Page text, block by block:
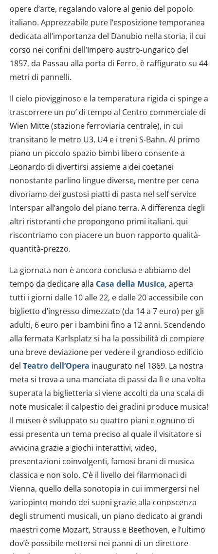
opere d’arte, regalando valore al genio del popolo
italiano. Apprezzabile pure l’esposizione temporanea
dedicata all’importanza del Danubio nella storia, il cui
corso nei confini dell’Impero austro-ungarico del
1857, da Passau alla porta di Ferro, è raffigurato su 44
metri di pannelli.
Il cielo piovigginoso e la temperatura rigida ci spinge a
trascorrere un po’ di tempo al Centro commerciale di
Wien Mitte (stazione ferroviaria centrale), in cui
transitano le metro U3, U4 e i treni S-Bahn. Al primo
piano un piccolo spazio bimbi libero consente a
Leonardo di divertirsi assieme a dei coetanei
nonostante parlino lingue diverse, mentre per cena
divoriamo dei gustosi piatti di pasta nel self service
Interspar all’angolo del piano terra. A differenza degli
altri ristoranti che propongono primi italiani, qui
riscontriamo con piacere un buon rapporto qualità-
quantità-prezzo.
La giornata non è ancora conclusa e abbiamo del
tempo da dedicare alla Casa della Musica, aperta
tutti i giorni dalle 10 alle 22, e dalle 20 accessibile con
biglietto d’ingresso dimezzato (da 14 a 7 euro) per gli
adulti, 6 euro per i bambini fino a 12 anni. Scendendo
alla fermata Karlsplatz si ha la possibilità di compiere
una breve deviazione per vedere il grandioso edificio
del Teatro dell’Opera inaugurato nel 1869. La nostra
meta si trova a una manciata di passi da lì e una volta
superata la biglietteria si viene accolti da una scala di
note musicale: il calpestio dei gradini produce musica!
Il museo è sviluppato su quattro piani e ognuno di
essi presenta un tema preciso al quale il visitatore si
avvicina grazie a giochi interattivi, video,
presentazioni coinvolgenti, famosi brani di musica
classica e non solo. C’è il livello dei filarmonaci di
Vienna, quello della sonotopia in cui immergersi nel
variopinto mondo dei suoni grazie alla conoscenza
degli strumenti musicali, un piano dedicato ai grandi
maestri come Mozart, Strauss e Beethoven, e l’ultimo
dov’è possibile mettersi nei panni di un direttore